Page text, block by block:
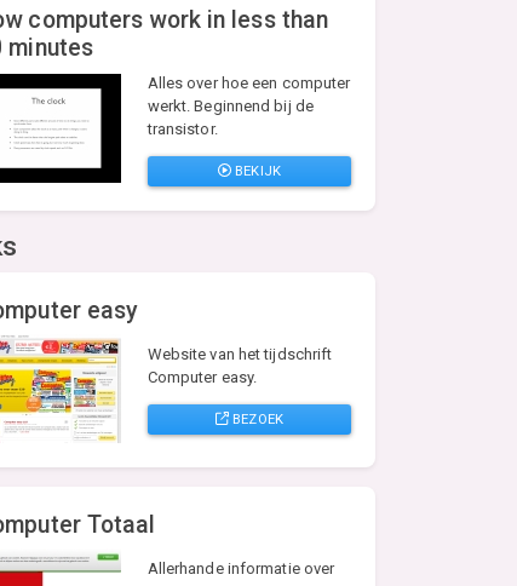
computers work in less than
minutes
Alles over hoe een computer
werkt. Beginnend bij de
transistor.
BEKIJK
easy
Website van het tijdschrift
Computer easy.
BEZOEK
Totaal
Allerhande informatie over